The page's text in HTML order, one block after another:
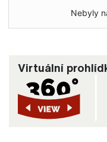
Nebyly
Virtuální